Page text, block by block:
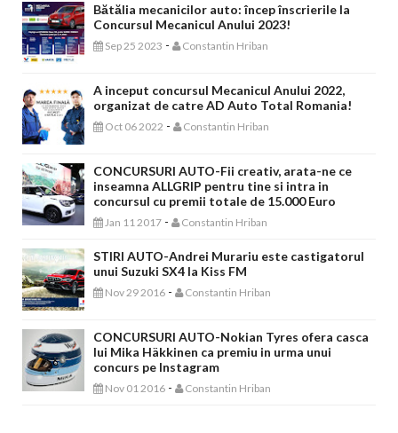
Bătălia mecanicilor auto: încep înscrierile la
Concursul Mecanicul Anului 2023!
Sep 25 2023 - Constantin Hriban
A inceput concursul Mecanicul Anului 2022,
organizat de catre AD Auto Total Romania!
Oct 06 2022 - Constantin Hriban
CONCURSURI AUTO-Fii creativ, arata-ne ce
inseamna ALLGRIP pentru tine si intra in
concursul cu premii totale de 15.000 Euro
Jan 11 2017 - Constantin Hriban
STIRI AUTO-Andrei Murariu este castigatorul
unui Suzuki SX4 la Kiss FM
Nov 29 2016 - Constantin Hriban
CONCURSURI AUTO-Nokian Tyres ofera casca
lui Mika Häkkinen ca premiu in urma unui
concurs pe Instagram
Nov 01 2016 - Constantin Hriban